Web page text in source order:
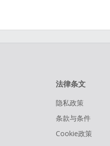
法律条文
隐私政策
条款与条件
Cookie政策